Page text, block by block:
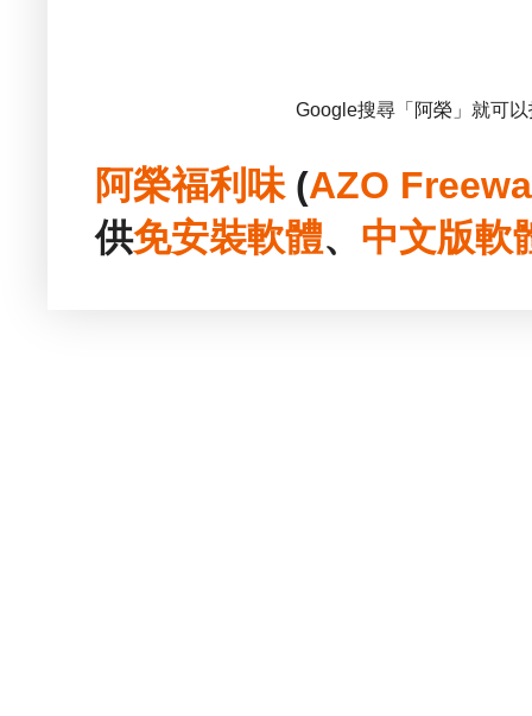
Google搜尋「阿榮」就可
阿榮福利味(AZO
供免安裝軟體、 中文版軟